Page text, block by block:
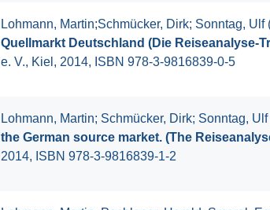
Lohmann, Martin;Schmücker, Dirk; Sonntag, Ulf
Quellmarkt Deutschland (Die Reiseanalyse-
e. V., Kiel, 2014, ISBN 978-3-9816839-0-5
Lohmann, Martin; Schmücker, Dirk; Sonntag, Ulf
the German source market. (The
2014, ISBN 978-3-9816839-1-2